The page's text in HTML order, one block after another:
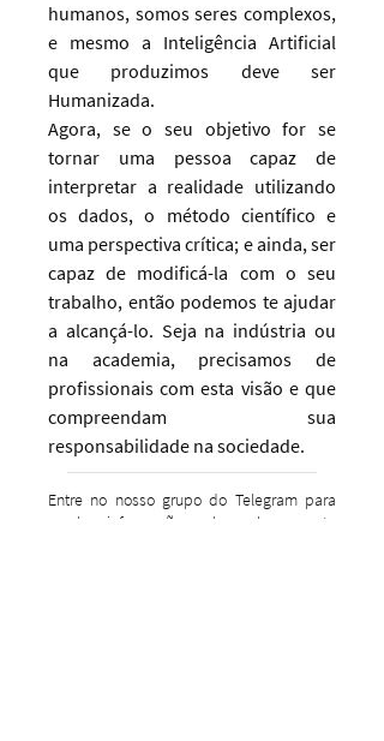
humanos, somos seres complexos,
e mesmo a Inteligência Artificial
que produzimos deve ser
Humanizada.
Agora, se o seu objetivo for se
tornar uma pessoa capaz de
interpretar a realidade utilizando
os dados, o método científico e
uma perspectiva crítica; e ainda, ser
capaz de modificá-la com o seu
trabalho, então podemos te ajudar
a alcançá-lo. Seja na indústria ou
na academia, precisamos de
profissionais com esta visão e que
compreendam sua
responsabilidade na sociedade.
Entre no nosso grupo do Telegram para
receber informações sobre o lançamento